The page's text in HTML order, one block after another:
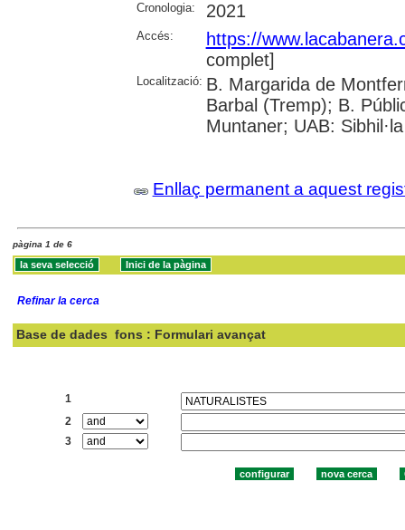
Cronologia: 2021
Accés:
https://
complet]
Localització: B. Margarida de
Barbal (Tremp); B.
Muntaner; UAB: Sibhil·la
Enllaç permanent a aquest
pàgina 1 de 6
Refinar la cerca
Base de dades fons : Formulari avançat
1
2
3